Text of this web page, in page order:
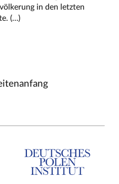
in den letzten
(…)